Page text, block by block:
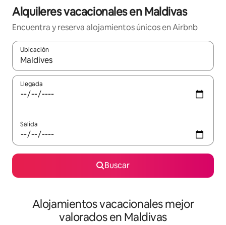
Alquileres vacacionales en Maldivas
Encuentra y reserva alojamientos únicos en Airbnb
Ubicación
Cuando los resultados estén disponibles, navega con las
Llegada
Salida
Buscar
Alojamientos vacacionales mejor
valorados en Maldivas